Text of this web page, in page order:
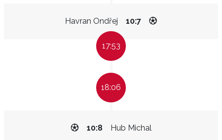
Havran Ondřej 10:7
17:53
18:06
Hub Michal
10:8